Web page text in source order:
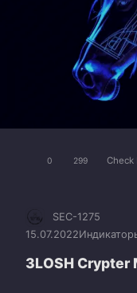
0 299 Check
SEC-1275
15.07.2022
3LOSH Сrypter